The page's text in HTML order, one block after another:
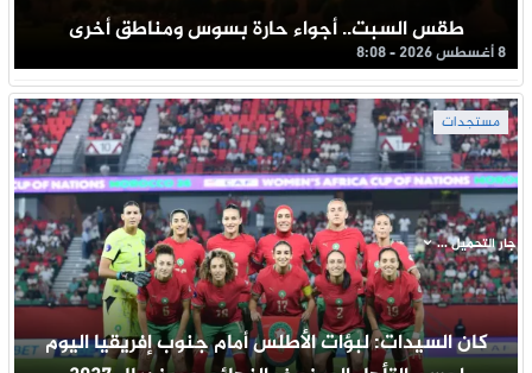
طقس السبت.. أجواء حارة بسوس ومناطق أخرى
8 أغسطس 2026 - 8:08
مستجدات
كان السيدات: لبؤات الأطلس أمام جنوب إفريقيا اليوم
جار التحميل ...